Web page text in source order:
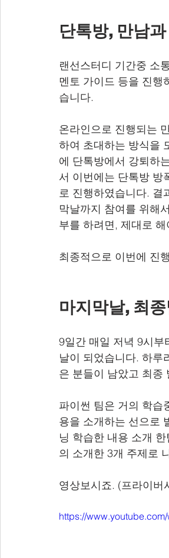
단톡방, 만남
랜선스터디 기간중 소
멘토 가이드 등을 진행
습니다.
온라인으로 진행되는
하여 초대하는 방식을
에 단톡방에서 강퇴하
서 이번에는 단톡방 방
로 진행하였습니다. 결
막날까지 참여를 위해
부를 하려면, 제대로 해
최종적으로 이번에 진
마지막날, 최
9일간 매일 저녁 9시
날이 되었습니다. 하루
은 분들이 남았고 최종
파이썬 팀은 거의 학습
용을 소개하는 선으로
닝 학습한 내용 소개
의 소개한 3개 주제로
영상보시죠. (프라이버
https://